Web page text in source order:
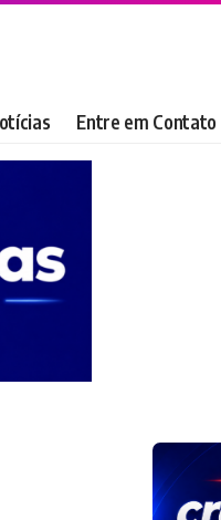
Entre em Contato